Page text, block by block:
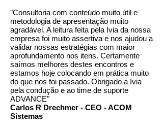
"Consultoria com conteúdo muito útil e
metodologia de apresentação muito
agradável. A leitura feita pela Ivia da nossa
empresa foi muito assertiva e nos ajudou a
validar nossas estratégias com maior
aprofundamento nos itens. Certamente
saímos melhores destes encontros e
estamos hoje colocando em prática muito
do que nos foi passado. Obrigado a Ivia
pela condução e ao time de suporte
ADVANCE"
Carlos R Drechmer - CEO - ACOM
Sistemas